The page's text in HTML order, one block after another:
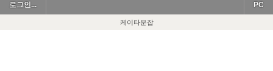
로그인... PC
케이타운잡